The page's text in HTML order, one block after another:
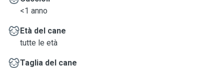
<1 anno
Età del cane
tutte le età
Taglia del cane